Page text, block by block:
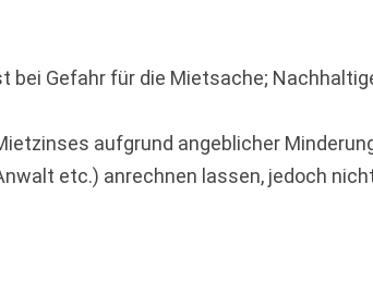
Gefahr für die Mietsache;
aufgrund angeblicher
etc.) anrechnen lassen, jedoch